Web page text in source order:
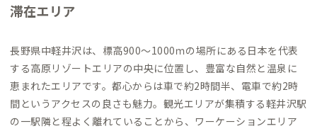
滞在エリア
長野県中軽井沢は、標高900～1000ｍの場所にある日本を代表
する高原リゾートエリアの中央に位置し、豊富な自然と温泉に
恵まれたエリアです。都心からは車で約2時間半、電車で約2時
間というアクセスの良さも魅力。観光エリアが集積する軽井沢駅
の一駅隣と程よく離れていることから、ワーケーションエリア